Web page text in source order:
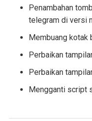
Penambahan
telegram di versi
Membuang kotak
Perbaikan
Perbaikan
Mengganti script